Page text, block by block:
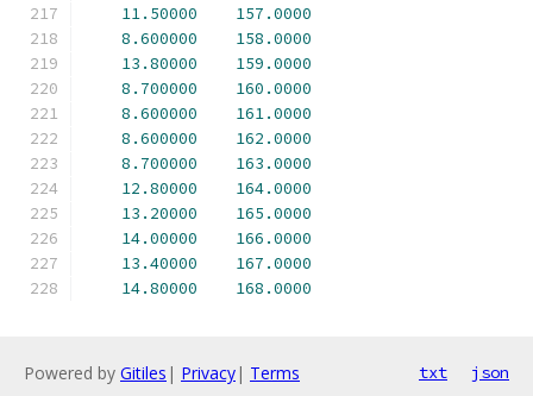
11.50000
157.0000
8.600000
158.0000
13.80000
159.0000
8.700000
160.0000
8.600000
161.0000
8.600000
162.0000
8.700000
163.0000
12.80000
164.0000
13.20000
165.0000
14.00000
166.0000
13.40000
167.0000
14.80000
168.0000
Powered by Gitiles | Privacy| Terms txt json